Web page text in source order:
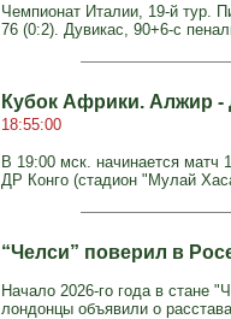
Чемпионат Италии, 19-й тур.
76 (0:2). Дувикас, 90+6-с
Кубок Африки. Алжир -
18:55:00
В 19:00 мск. начинается
ДР Конго (стадион "Мулай
“Челси” поверил в
Начало 2026-го года в стане
лондонцы объявили о